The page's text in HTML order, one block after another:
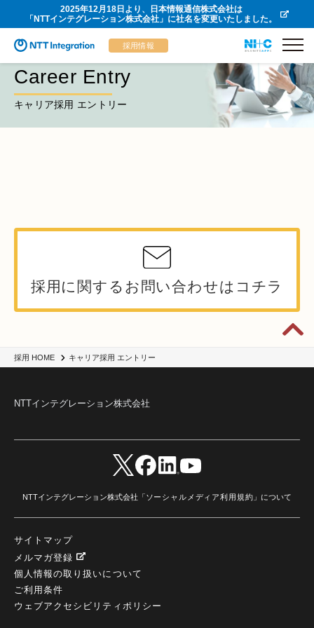
2025年12月18日より、日本情報通信株式会社は
「NTTインテグレーション株式会社」に社名を変更いたしました。
採用情報
Career Entry
キャリア採用 エントリー
採用 HOME キャリア採用 エントリー
採用に関するお問い合わせはコチラ
NTTインテグレーション株式会社
NTTインテグレーション株式会社「ソーシャルメディア利用規約 」について
サイトマップ
メルマガ登録
個人情報の取り扱いについて
ご利用条件
ウェブアクセシビリティポリシー